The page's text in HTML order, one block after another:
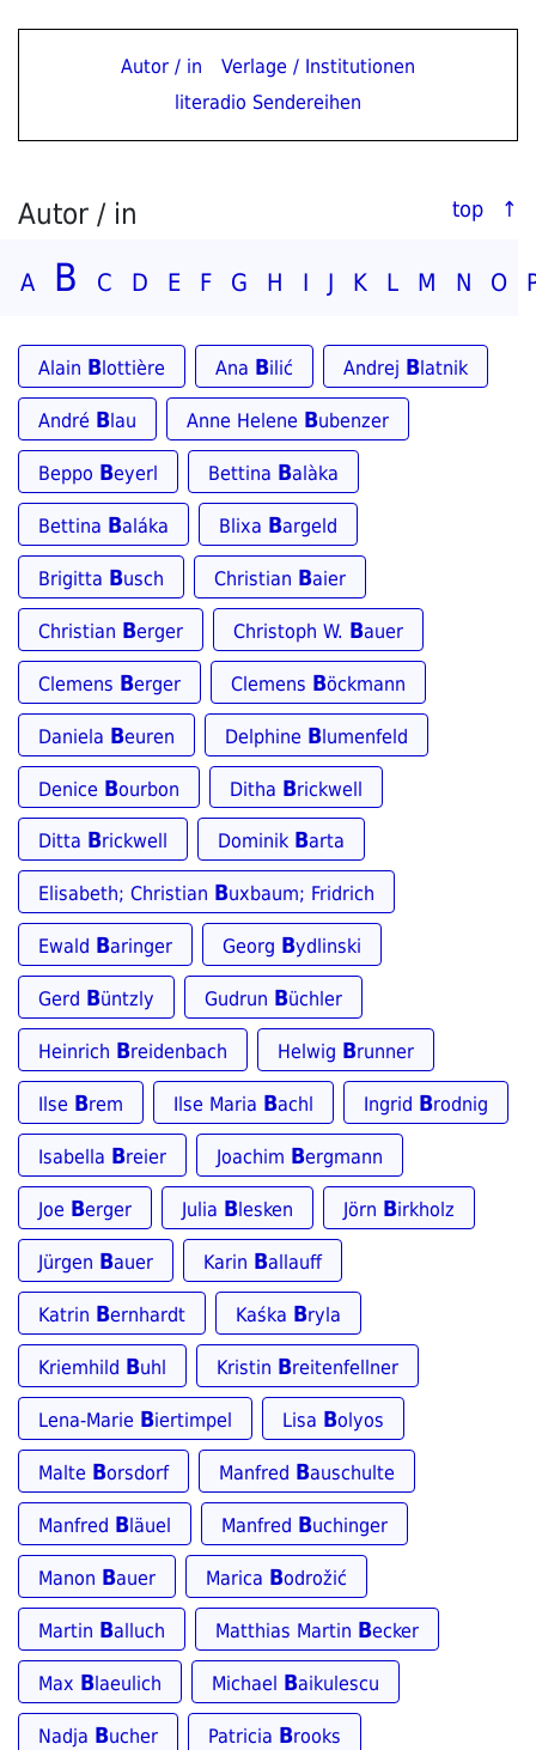
Autor / in
Verlage / Institutionen
literadio Sendereihen
Autor / in top ↑
A B C D E F G H I J K L M N O
Alain Blottière Ana Bilić Andrej Blatnik
André Blau Anne Helene Bubenzer
Beppo Beyerl Bettina Balàka
Bettina Baláka Blixa Bargeld
Brigitta Busch Christian Baier
Christian Berger Christoph W. Bauer
Clemens Berger Clemens Böckmann
Daniela Beuren Delphine Blumenfeld
Denice Bourbon Ditha Brickwell
Ditta Brickwell Dominik Barta
Elisabeth; Christian Buxbaum; Fridrich
Ewald Baringer Georg Bydlinski
Gerd Büntzly Gudrun Büchler
Heinrich Breidenbach Helwig Brunner
Ilse Brem Ilse Maria Bachl Ingrid Brodnig
Isabella Breier Joachim Bergmann
Joe Berger Julia B lesken Jörn Birkholz
Jürgen Bauer Karin Ballauff
Katrin Bernhardt Kaśka Bryla
Kriemhild Buhl Kristin Breitenfellner
Lena-Marie Biertimpel Lisa Bolyos
Malte Borsdorf Manfred Bauschulte
Manfred Bläuel Manfred Buchinger
Manon Bauer Marica Bodrožić
Martin Balluch Matthias Martin Becker
Max Blaeulich Michael Baikulescu
Nadja Bucher Patricia Brooks